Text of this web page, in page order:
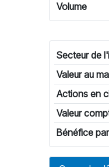
Volume
Secteur de
Valeur au
Actions en
Valeur
Bénéfice